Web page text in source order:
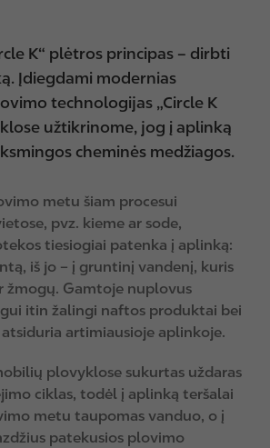
K“ plėtros principas – dirbti
Įdiegdami modernias
technologijas „Circle K
užtikrinome, jog į aplinką
cheminės medžiagos.
metu šiam procesui
pvz. kieme ar sode,
tiesiogiai patenka į aplinką:
iš jo – į gruntinį vandenį, kuris
žmogų. Gamtoje nuplovus
itin žalingi naftos produktai bei
artimiausioje aplinkoje.
plovyklose sukurtas uždaras
ciklas, todėl į aplinką teršalai
metu taupomas vanduo, o į
patekusios plovimo